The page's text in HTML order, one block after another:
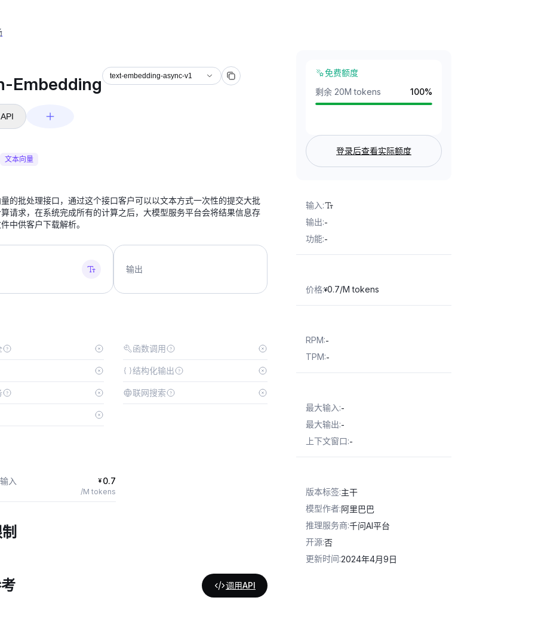
Embedding text-embedding-async-v1
文本向量
的批处理接口，通过这个接口客户可以以文本方式一次性的提交大批
请求，在系统完成所有的计算之后，大模型服务平台会将结果信息存
中供客户下载解析。
输出
函数调用
结构化输出
联网搜索
入 ¥ 0.7
/M tokens
调用API
免费额度
剩余 20M tokens
100%
登录后查看实际额度
输入:
输出:-
功能:-
价格:¥0.7/M tokens
RPM:-
TPM:-
最大输入:-
最大输出:-
上下文窗口:-
版本标签:主干
模型作者:阿里巴巴
推理服务商:千问AI平台
开源:否
更新时间:2024年4月9日